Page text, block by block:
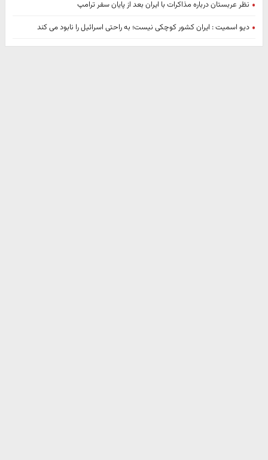
نظر عربستان درباره مذاکرات با ایران بعد از پایان سفر ترامپ
دیو اسمیت : ایران کشور کوچکی نیست؛ به راحتی اسرائیل را نابود می کند